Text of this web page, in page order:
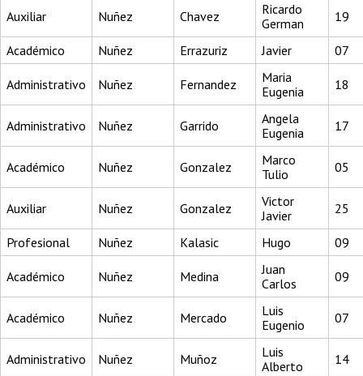
Auxiliar Nuñez Chavez
Ricardo
German
19
Académico Nuñez Errazuriz Javier 07
Administrativo Nuñez Fernandez
Maria
Eugenia
18
Administrativo Nuñez Garrido
Angela
Eugenia
17
Académico Nuñez Gonzalez
Marco
Tulio
05
Auxiliar Nuñez Gonzalez
Victor
Javier
25
Profesional Nuñez Kalasic Hugo 09
Académico Nuñez Medina
Juan
Carlos
09
Académico Nuñez Mercado
Luis
Eugenio
07
Administrativo Nuñez Muñoz
Luis
Alberto
14